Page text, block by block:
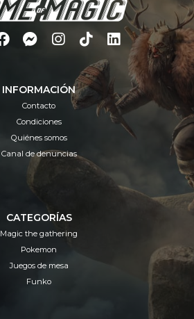
INFORMACIÓN
Contacto
Condiciones
Quiénes somos
Canal de denuncias
CATEGORÍAS
Magic the gathering
Pokemon
Juegos de mesa
Funko